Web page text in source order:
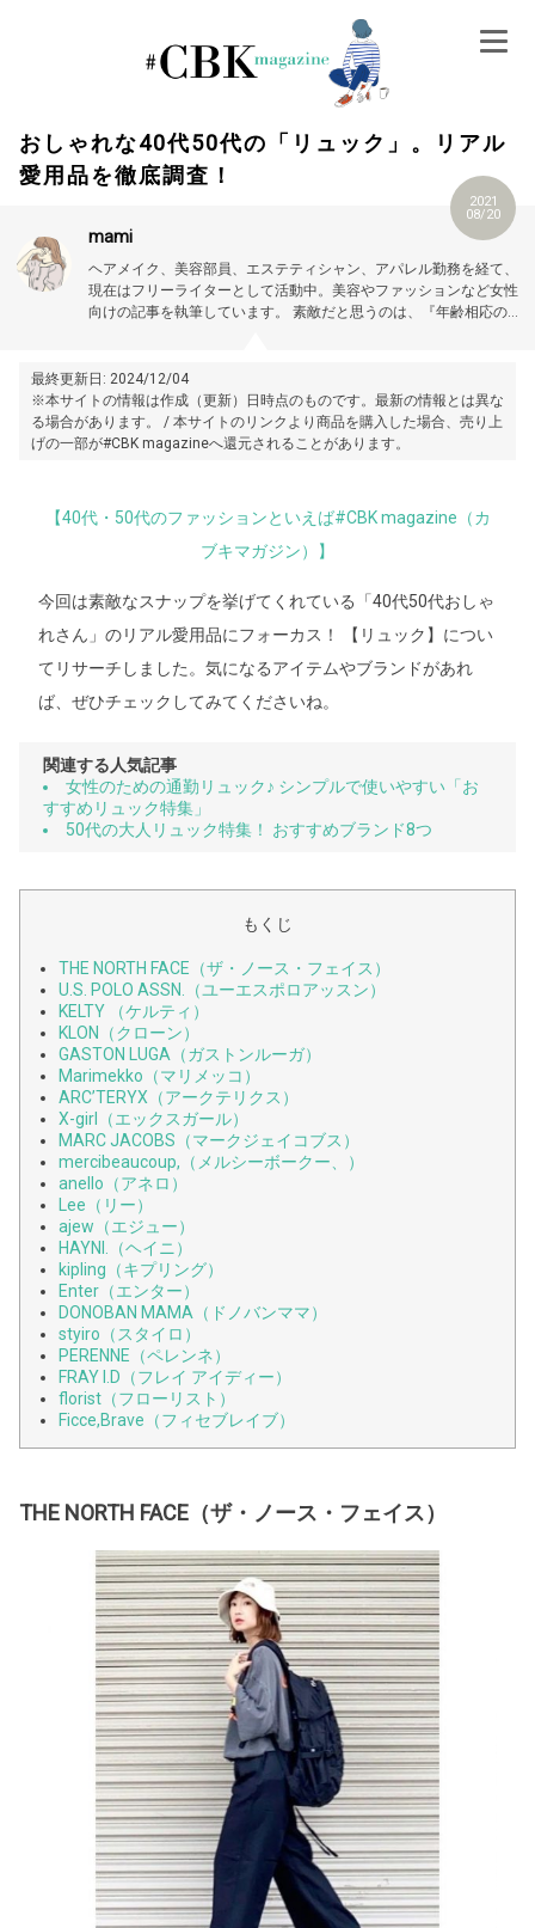
おしゃれな40代50代の「リュック」。リアル
愛用品を徹底調査！
2021
08/20
mami
ヘアメイク、美容部員、エステティシャン、アパレル勤務を経て、
現在はフリーライターとして活動中。美容やファッションなど女性
向けの記事を執筆しています。
素敵だと思うのは、『年齢相応の美
最終更新日: 2024/12/04
※本サイトの情報は作成（更新）日時点のものです。最新の情報とは異な
る場合があります。 / 本サイトのリンクより商品を購入した場合、売り上
げの一部が#CBK magazineへ還元されることがあります。
【40代・50代のファッションといえば#CBK magazine（カ
ブキマガジン）】
今回は素敵なスナップを挙げてくれている「40代50代おしゃ
れさん」のリアル愛用品にフォーカス！ 【リュック】につい
てリサーチしました。気になるアイテムやブランドがあれ
ば、ぜひチェックしてみてくださいね。
関連する人気記事
女性のための通勤リュック♪ シンプルで使いやすい「お
すすめリュック特集」
50代の大人リュック特集！ おすすめブランド8つ
もくじ
THE NORTH FACE（ザ・ノース・フェイス）
U.S. POLO ASSN.（ユーエスポロアッスン）
KELTY （ケルティ）
KLON（クローン）
GASTON LUGA（ガストンルーガ）
Marimekko（マリメッコ）
ARC’TERYX（アークテリクス）
X-girl（エックスガール）
MARC JACOBS（マークジェイコブス）
mercibeaucoup,（メルシーボークー、）
anello（アネロ）
Lee（リー）
ajew（エジュー）
HAYNI.（ヘイニ）
kipling（キプリング）
Enter（エンター）
DONOBAN MAMA（ドノバンママ）
styiro（スタイロ）
PERENNE（ペレンネ）
FRAY I.D（フレイ アイディー）
florist（フローリスト）
Ficce,Brave（フィセブレイブ）
THE NORTH FACE（ザ・ノース・フェイス）